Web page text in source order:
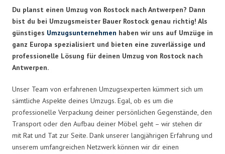
Du planst einen Umzug von Rostock nach Antwerpen? Dann
bist du bei Umzugsmeister Bauer Rostock genau richtig! Als
günstiges Umzugsunternehmen haben wir uns auf Umzüge in
ganz Europa spezialisiert und bieten eine zuverlässige und
professionelle Lösung für deinen Umzug von Rostock nach
Antwerpen.
Unser Team von erfahrenen Umzugsexperten kümmert sich um
sämtliche Aspekte deines Umzugs. Egal, ob es um die
professionelle Verpackung deiner persönlichen Gegenstände, den
Transport oder den Aufbau deiner Möbel geht – wir stehen dir
mit Rat und Tat zur Seite. Dank unserer langjährigen Erfahrung und
unserem umfangreichen Netzwerk können wir dir einen